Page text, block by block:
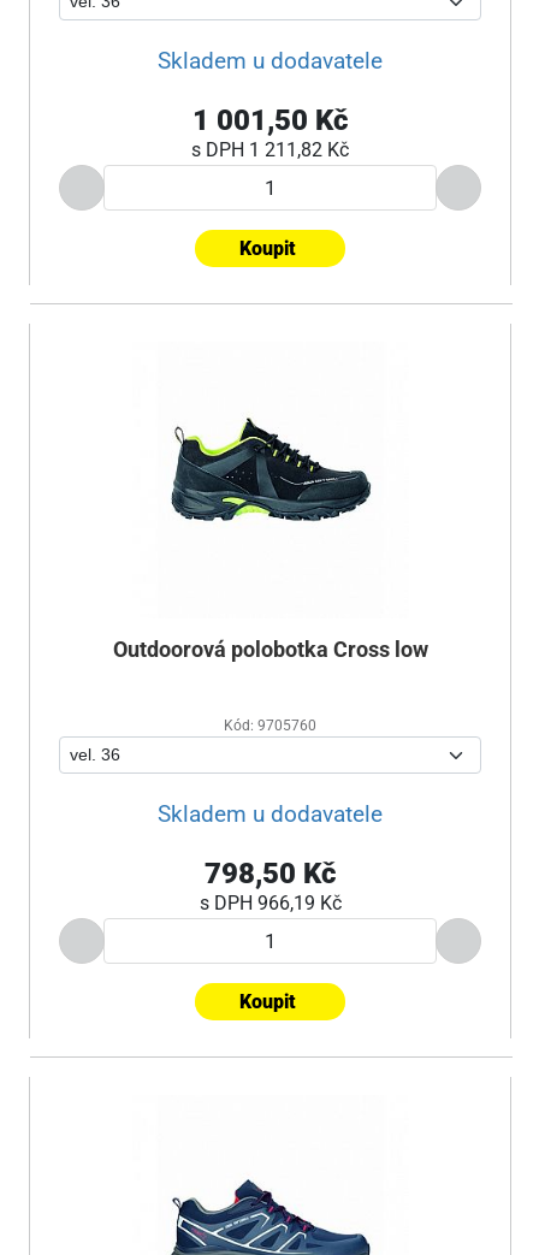
Skladem u dodavatele
1 001,50 Kč
s DPH 1 211,82 Kč
Koupit
Outdoorová polobotka Cross low
Kód: 9705760
Skladem u dodavatele
798,50 Kč
s DPH 966,19 Kč
Koupit